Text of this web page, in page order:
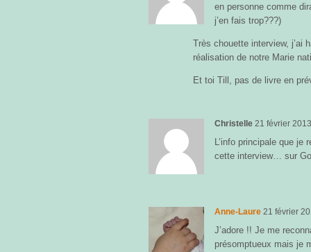
en personne comme
j’en fais trop???)
Très chouette interview, j’ai
réalisation de notre Marie
Et toi Till, pas de livre en
Christelle 21 février
L’info principale que je
cette interview… sur
Anne-Laure 21 février
J’adore !! Je me
présomptueux mais je